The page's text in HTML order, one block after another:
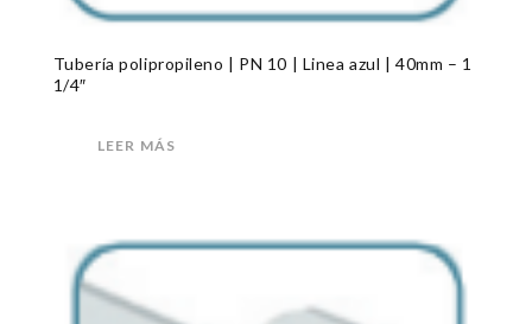
Tubería polipropileno | PN 10 | Linea azul | 40mm – 1
1/4″
LEER MÁS